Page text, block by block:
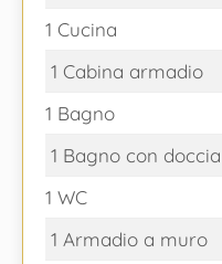
1 Cucina
1 Cabina armadio
1 Bagno
1 Bagno con doccia
1 WC
1 Armadio a muro